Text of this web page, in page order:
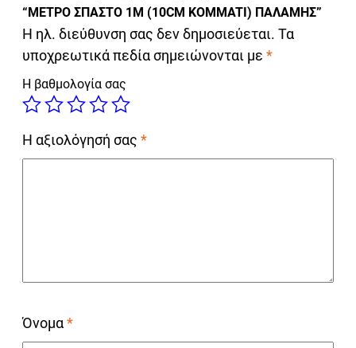
“ΜΕΤΡΟ ΣΠΑΣΤΟ 1M (10CM KOMMATI) ΠΑΛΑΜΗΣ”
Η ηλ. διεύθυνση σας δεν δημοσιεύεται. Τα
υποχρεωτικά πεδία σημειώνονται με *
Η βαθμολογία σας
Η αξιολόγησή σας *
Όνομα*